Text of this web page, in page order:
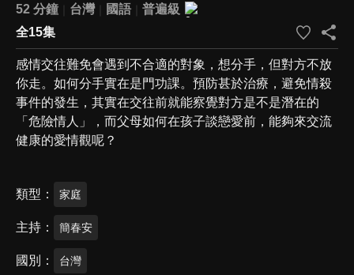
52 分鐘
台灣 國語
普遍級
全15集
感情交往難免會遇到不合適的對象，想分手，但對方不放
你走。如何分手實在是門功課。預防甚於治療，避免情殺
事件的發生，其實在交往前就能察覺對方是不是潛在的
「危險情人」，而父母如何在孩子談戀愛前，能夠來交流
健康的愛情觀呢？
類型 家庭
主持 簡春安
國別 台灣